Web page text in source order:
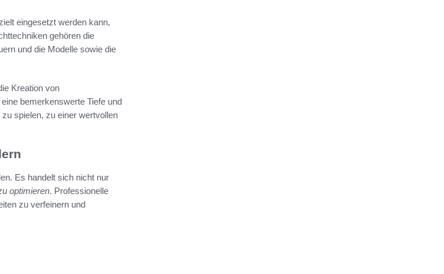
eingesetzt werden kann,
gehören die
und die Modelle sowie die
Kreation von
bemerkenswerte Tiefe und
spielen, zu einer wertvollen
Es handelt sich nicht nur
optimieren. Professionelle
zu verfeinern und